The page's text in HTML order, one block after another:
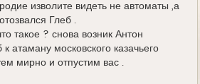
изволите видеть не автоматы ,а
Глеб .
такое ? снова возник Антон
атаману московского казачьего
мирно и отпустим вас .